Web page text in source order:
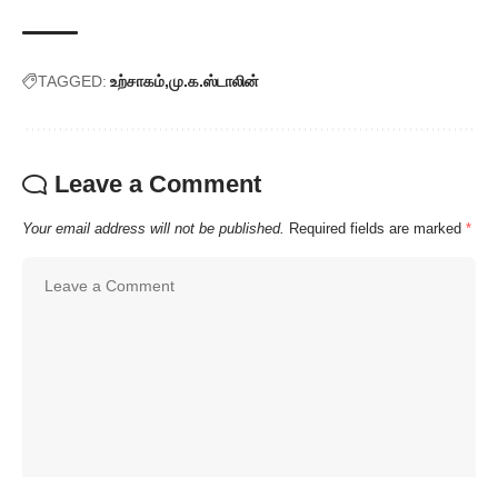
TAGGED: உற்சாகம் மு.க.ஸ்டாலின்
Leave a Comment
Your email address will not be published. Required fields are marked *